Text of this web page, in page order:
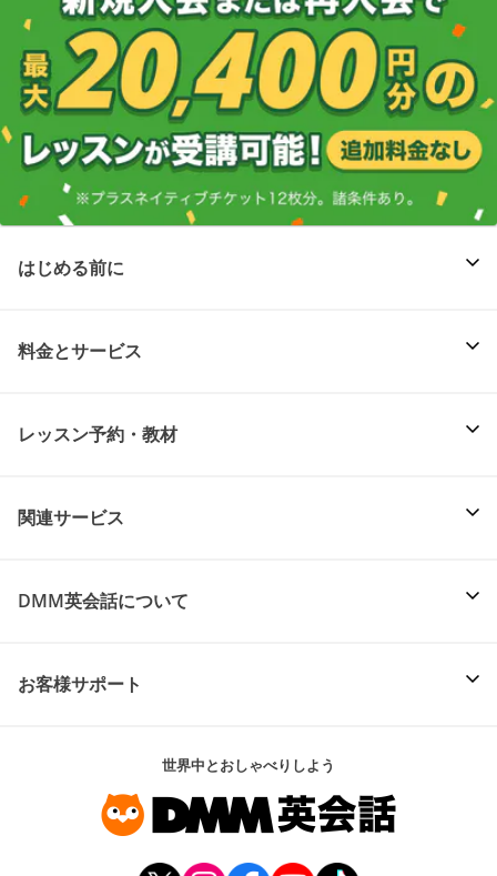
はじめる前に
料金とサービス
レッスン予約・教材
関連サービス
DMM英会話について
お客様サポート
世界中とおしゃべりしよう